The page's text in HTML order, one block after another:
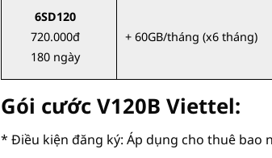
6SD120
720.000đ
180 ngày
+ 60GB/tháng (x6 tháng)
Gói cước V120B Viettel:
* Điều kiện đăng ký: Áp dụng cho thuê bao